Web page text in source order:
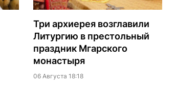
Три архиерея возглавили
Литургию в престольный
праздник Мгарского
монастыря
06 Августа 18:18